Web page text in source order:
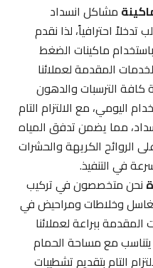
مشاكل انسداد
احترافياً، لذا نقدم
ماكينات الضغط
المقدمة لعملائنا
الترسبات والدهون
اليومي، مع الالتزام التام
مما يضمن تدفق المياه
الكريهة والحشرات
في التنفيذ.
متخصصون في تركيب
وخلاطات ومراحيض في
ببراعة لعملائنا
مع مساحة الحمام
التام بتقديم تشطيبات